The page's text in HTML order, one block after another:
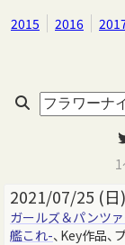
2015 2016
2021/07/25 (日)
ガールズ＆パンツ
艦これ-、Key作品